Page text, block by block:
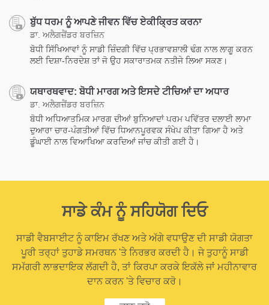
ਬੁੱਧ ਧਰਮ ਨੂੰ ਆਪਣੇ ਜੀਵਨ ਵਿੱਚ ਏਕੀਕ੍ਰਿਤ ਕਰਨਾ
ਡਾ. ਅਲੈਗਜ਼ੈਂਡਰ ਬਰਜ਼ਿਨ
ਬੋਧੀ ਸਿੱਖਿਆਵਾਂ ਨੂੰ ਸਾਡੀ ਜ਼ਿੰਦਗੀ ਵਿੱਚ ਪ੍ਰਭਾਵਸ਼ਾਲੀ ਢੰਗ ਨਾਲ ਲਾਗੂ ਕਰਨ
ਲਈ ਦਿਸ਼ਾ-ਨਿਰਦੇਸ਼ ਤਾਂ ਜੋ ਉਹ ਸਕਾਰਾਤਮਕ ਨਤੀਜੇ ਲਿਆ ਸਕਣ।
ਯਥਾਰਥਵਾਦ: ਬੋਧੀ ਮਾਰਗ ਅਤੇ ਇਸਦੇ ਟੀਚਿਆਂ ਦਾ ਅਧਾਰ
ਡਾ. ਅਲੈਗਜ਼ੈਂਡਰ ਬਰਜ਼ਿਨ
ਬੋਧੀ ਅਧਿਆਤਮਿਕ ਮਾਰਗ ਦੀਆਂ ਬੁਨਿਆਦਾਂ ਪਰਮ ਪਵਿੱਤਰ ਦਲਾਈ ਲਾਮਾ
ਦੁਆਰਾ ਚਾਰ-ਪੰਗਤੀਆਂ ਵਿੱਚ ਧਿਆਨਪੂਰਵਕ ਸੰਖੇਪ ਕੀਤਾ ਗਿਆ ਹੈ ਅਤੇ
ਡੂੰਘਾਈ ਨਾਲ ਵਿਆਖਿਆ ਕਰਦਿਆਂ ਜਾਂਚ ਕੀਤੀ ਗਈ ਹੈ।
ਸਾਡੇ ਕੰਮ ਨੂੰ ਸਹਿਯੋਗ ਦਿਓ
ਸਾਡੀ ਵੈਬਸਾਈਟ ਨੂੰ ਕਾਇਮ ਰੱਖਣ ਅਤੇ ਅੱਗੇ ਵਧਾਉਣ ਦੀ ਸਾਡੀ ਯੋਗਤਾ
ਪੂਰੀ ਤਰ੍ਹਾਂ ਤੁਹਾਡੇ ਸਮਰਥਨ 'ਤੇ ਨਿਰਭਰ ਕਰਦੀ ਹੈ। ਜੇ ਤੁਹਾਨੂੰ ਸਾਡੀ
ਸਮੱਗਰੀ ਲਾਭਦਾਇਕ ਲੱਗਦੀ ਹੈ, ਤਾਂ ਕਿਰਪਾ ਕਰਕੇ ਇਕੱਲੇ ਜਾਂ ਮਹੀਨਾਵਾਰ
ਦਾਨ ਕਰਨ 'ਤੇ ਵਿਚਾਰ ਕਰੋ।